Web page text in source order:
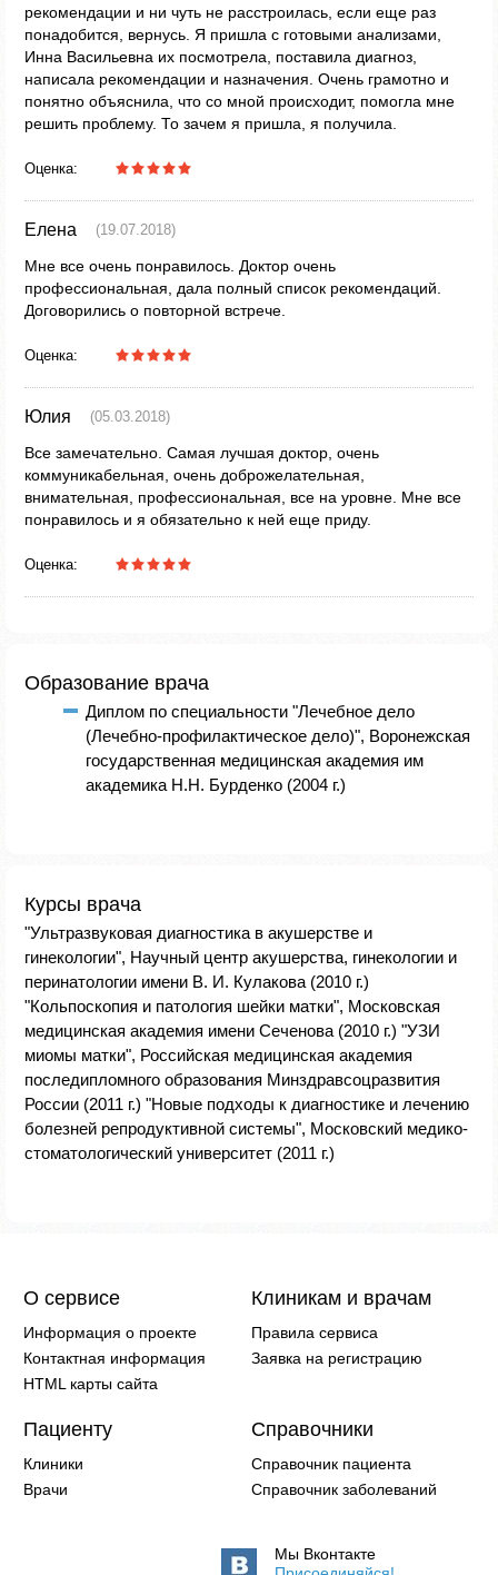
рекомендации и ни чуть не расстроилась, если еще раз
понадобится, вернусь. Я пришла с готовыми анализами,
Инна Васильевна их посмотрела, поставила диагноз,
написала рекомендации и назначения. Очень грамотно и
понятно объяснила, что со мной происходит, помогла мне
решить проблему. То зачем я пришла, я получила.
Оценка:
Елена (19.07.2018)
Мне все очень понравилось. Доктор очень
профессиональная, дала полный список рекомендаций.
Договорились о повторной встрече.
Оценка:
Юлия (05.03.2018)
Все замечательно. Самая лучшая доктор, очень
коммуникабельная, очень доброжелательная,
внимательная, профессиональная, все на уровне. Мне все
понравилось и я обязательно к ней еще приду.
Оценка:
Образование врача
Диплом по специальности "Лечебное дело
(Лечебно-профилактическое дело)", Воронежская
государственная медицинская академия им
академика Н.Н. Бурденко (2004 г.)
Курсы врача
"Ультразвуковая диагностика в акушерстве и
гинекологии", Научный центр акушерства, гинекологии и
перинатологии имени В. И. Кулакова (2010 г.)
"Кольпоскопия и патология шейки матки", Московская
медицинская академия имени Сеченова (2010 г.) "УЗИ
миомы матки", Российская медицинская академия
последипломного образования Минздравсоцразвития
России (2011 г.) "Новые подходы к диагностике и лечению
болезней репродуктивной системы", Московский медико-
стоматологический университет (2011 г.)
О сервисе
Информация о проекте
Контактная информация
HTML карты сайта
Клиникам и врачам
Правила сервиса
Заявка на регистрацию
Пациенту
Клиники
Врачи
Справочники
Справочник пациента
Справочник заболеваний
Мы Вконтакте